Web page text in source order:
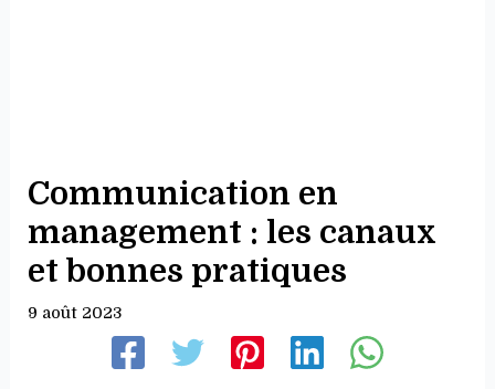
Communication en
management : les canaux
et bonnes pratiques
9 août 2023